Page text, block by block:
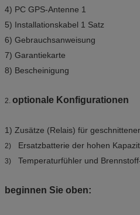
4) PC GPS-Antenne 1
5) Installationskabel 1 Satz
6) Gebrauchsanweisung
7) Garantiekarte
8) Bescheinigung
2. optionale Konfigurationen
1) Zusätze (Relais) für
2) Ersatzbatterie der hohen
3) Temperaturfühler und
beginnen Sie oben: